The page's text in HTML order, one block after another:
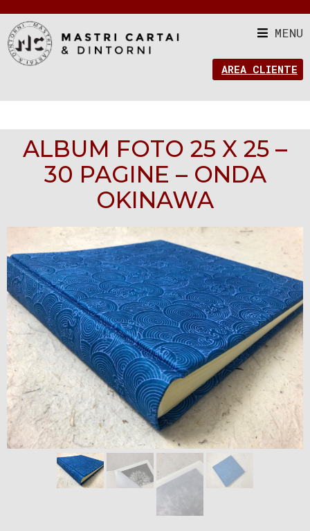
MENU
AREA CLIENTE
ALBUM FOTO 25 X 25 –
30 PAGINE – ONDA
OKINAWA